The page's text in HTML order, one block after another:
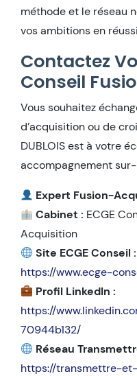
méthode et le réseau
vos ambitions en
Contactez
Conseil
Vous souhaitez
d’acquisition ou de
DUBLOIS est à votre
accompagnement
Expert Fusion-
Cabinet : ECGE
Acquisition
Site ECGE Conseil :
https://www.ecge-
Profil LinkedIn :
https://
70944b132/
Réseau
https://transmettre-